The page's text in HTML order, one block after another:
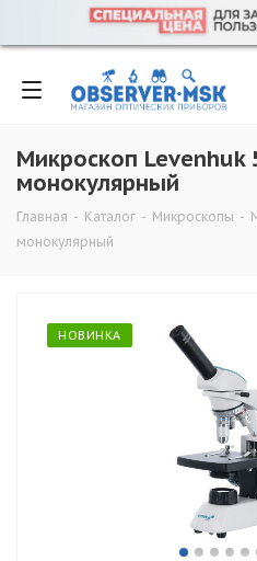
Микроскоп Levenhuk
монокулярный
Главная - Каталог - Микроскопы -
монокулярный
НОВИНКА